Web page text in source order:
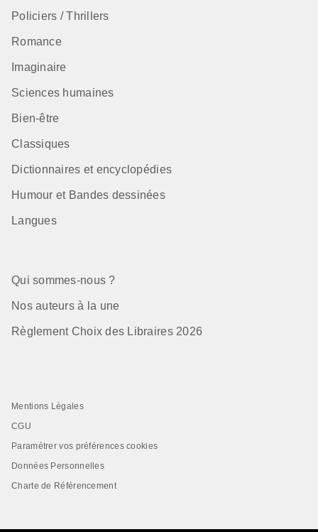
Policiers / Thrillers
Romance
Imaginaire
Sciences humaines
Bien-être
Classiques
Dictionnaires et encyclopédies
Humour et Bandes dessinées
Langues
Qui sommes-nous ?
Nos auteurs à la une
Règlement Choix des Libraires 2026
Mentions Légales
CGU
Paramétrer vos préférences cookies
Données Personnelles
Charte de Référencement